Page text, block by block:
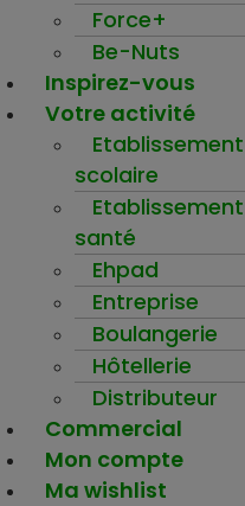
Force+
Be-Nuts
Inspirez-vous
Votre activité
Etablissement
scolaire
santé
Ehpad
Entreprise
Boulangerie
Hôtellerie
Distributeur
Commercial
Mon compte
Ma wishlist